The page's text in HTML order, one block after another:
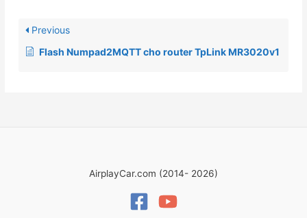
Previous
Flash Numpad2MQTT cho router TpLink MR3020v1
AirplayCar.com (2014- 2026)